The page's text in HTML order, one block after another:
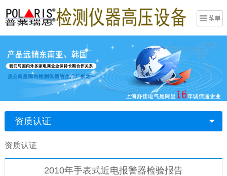
资质认证
资质认证
2010年手表式近电报警器检验报告